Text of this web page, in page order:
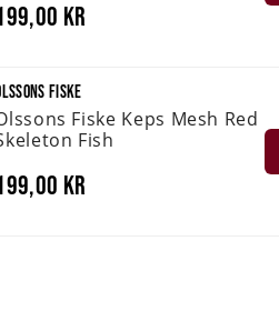
kr
FISKE
Fiske Keps Mesh Red
Fish
kr